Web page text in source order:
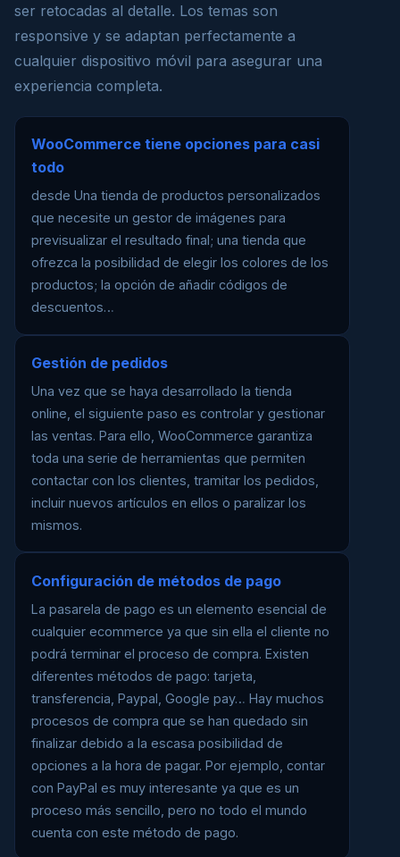
ser retocadas al detalle. Los temas son
responsive y se adaptan perfectamente a
cualquier dispositivo móvil para asegurar una
experiencia completa.
WooCommerce tiene opciones para casi
todo
desde Una tienda de productos personalizados
que necesite un gestor de imágenes para
previsualizar el resultado final; una tienda que
ofrezca la posibilidad de elegir los colores de los
productos; la opción de añadir códigos de
descuentos…
Gestión de pedidos
Una vez que se haya desarrollado la tienda
online, el siguiente paso es controlar y gestionar
las ventas. Para ello, WooCommerce garantiza
toda una serie de herramientas que permiten
contactar con los clientes, tramitar los pedidos,
incluir nuevos artículos en ellos o paralizar los
mismos.
Configuración de métodos de pago
La pasarela de pago es un elemento esencial de
cualquier ecommerce ya que sin ella el cliente no
podrá terminar el proceso de compra. Existen
diferentes métodos de pago: tarjeta,
transferencia, Paypal, Google pay… Hay muchos
procesos de compra que se han quedado sin
finalizar debido a la escasa posibilidad de
opciones a la hora de pagar. Por ejemplo, contar
con PayPal es muy interesante ya que es un
proceso más sencillo, pero no todo el mundo
cuenta con este método de pago.